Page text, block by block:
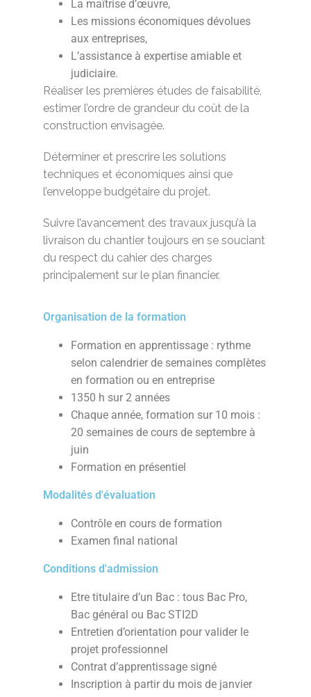
La maîtrise d’œuvre,
Les missions économiques dévolues
aux entreprises,
L’assistance à expertise amiable et
judiciaire.
Réaliser les premières études de faisabilité,
estimer l’ordre de grandeur du coût de la
construction envisagée.
Déterminer et prescrire les solutions
techniques et économiques ainsi que
l’enveloppe budgétaire du projet.
Suivre l’avancement des travaux jusqu’à la
livraison du chantier toujours en se souciant
du respect du cahier des charges
principalement sur le plan financier.
Organisation de la formation
Formation en apprentissage : rythme
selon calendrier de semaines complètes
en formation ou en entreprise
1350 h sur 2 années
Chaque année, formation sur 10 mois :
20 semaines de cours de septembre à
juin
Formation en présentiel
Modalités d'évaluation
Contrôle en cours de formation
Examen final national
Conditions d'admission
Etre titulaire d’un Bac : tous Bac Pro,
Bac général ou Bac STI2D
Entretien d’orientation pour valider le
projet professionnel
Contrat d’apprentissage signé
Inscription à partir du mois de janvier